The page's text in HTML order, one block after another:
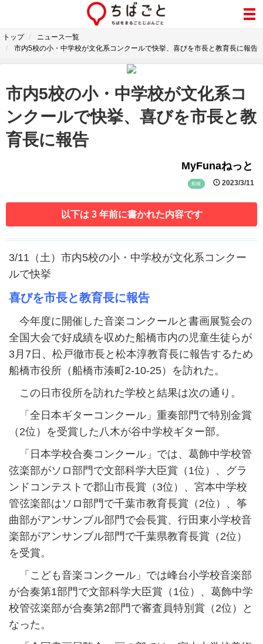
トップ
ニュース一覧
市内5校の小・中学校が文化系コンクールで快挙、喜びを市長と教育長に報告
市内5校の小・中学校が文化系コ
ンクールで快挙、喜びを市長と教
育長に報告
MyFunaねっと
船橋 2023/3/11
以下は 3 年前に書かれた内容です
3/11（土）市内5校の小・中学校が文化系コンクー
ルで快挙
喜びを市長と教育長に報告
今年度に開催した音楽コンクールと書画展覧会の
全国大会で好成績を収めた船橋市内の児童生徒らが
3月7日、松戸徹市長と松本淳教育長に報告するため
船橋市役所（船橋市湊町2-10-25）を訪れた。
この日市役所を訪れた学校と結果は次の通り。
「全日本ギターコンクール」重奏部門で特別金賞
（2位）を受賞した八木が谷中学校ギター部。
「日本学校合奏コンクール」では、葛飾中学校管
弦楽部がソロ部門で文部科学大臣賞（1位）、グラ
ンドコンテストで郡山市長賞（3位）、宮本中学校
管弦楽部はソロ部門で千葉市教育長賞（2位）、筝
曲部がアンサンブル部門で会長賞、行田東小学校音
楽部がアンサンブル部門で千葉県教育長賞（2位）
を受賞。
「こども音楽コンクール」では峰台小学校音楽部
が合奏第1部門で文部科学大臣賞（1位）、葛飾中学
校管弦楽部が合奏第2部門で審査員特別賞（2位）と
なった。